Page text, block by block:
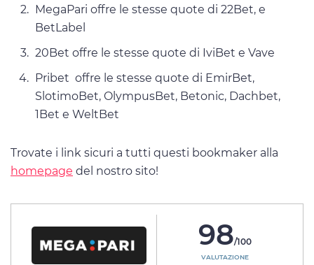
MegaPari offre le stesse quote di 22Bet, e
BetLabel
20Bet offre le stesse quote di IviBet e Vave
Pribet offre le stesse quote di EmirBet,
SlotimoBet, OlympusBet, Betonic, Dachbet,
1Bet e WeltBet
Trovate i link sicuri a tutti questi bookmaker alla
homepage del nostro sito!
98/100
VALUTAZIONE